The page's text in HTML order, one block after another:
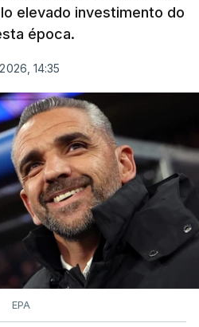
elevado investimento do
época.
14:35
EPA